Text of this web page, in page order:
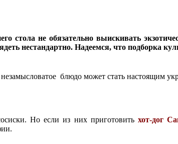
стола не обязательно выискивать
нестандартно. Надеемся, что подборка
блюдо может стать настоящим
Но если из них приготовить хот-дог